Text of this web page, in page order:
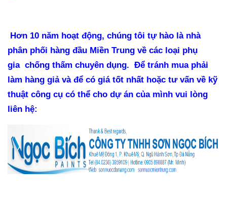
Hơn 10 năm hoạt động, chúng tôi tự hào là nhà
phân phối hàng đầu Miền Trung về các loại phụ
giachống thấm chuyên dụng. Để tránh mua phải
làm hàng giả và để có giá tốt nhất hoặc tư vấn về kỹ
thuật công cụ có thể cho dự án của mình vui lòng
liên hệ: